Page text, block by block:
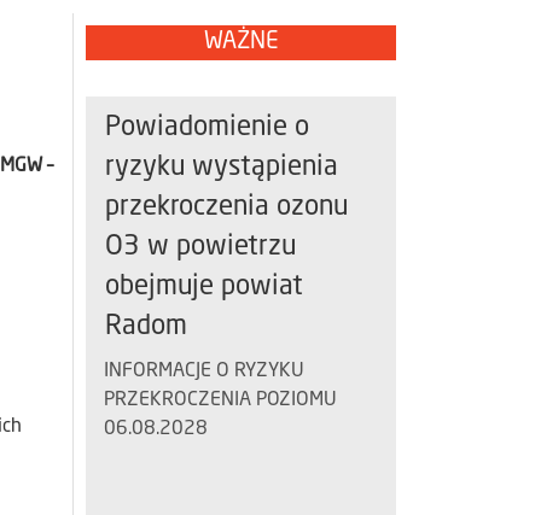
–
WAŻNE
Powiadomienie o
ryzyku wystąpienia
przekroczenia ozonu
O3 w powietrzu
obejmuje powiat
Radom
INFORMACJE O RYZYKU
PRZEKROCZENIA POZIOMU
06.08.2028